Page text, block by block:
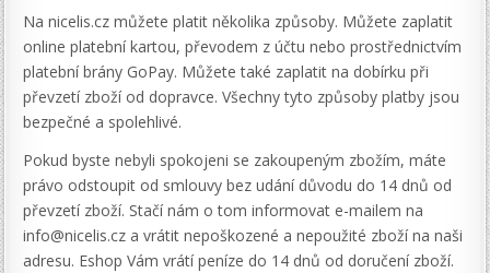
Na nicelis.cz můžete platit několika způsoby. Můžete zaplatit
online platební kartou, převodem z účtu nebo prostřednictvím
platební brány GoPay. Můžete také zaplatit na dobírku při
převzetí zboží od dopravce. Všechny tyto způsoby platby jsou
bezpečné a spolehlivé.
Pokud byste nebyli spokojeni se zakoupeným zbožím, máte
právo odstoupit od smlouvy bez udání důvodu do 14 dnů od
převzetí zboží. Stačí nám o tom informovat e-mailem na
info@nicelis.cz a vrátit nepoškozené a nepoužité zboží na naši
adresu. Eshop Vám vrátí peníze do 14 dnů od doručení zboží.